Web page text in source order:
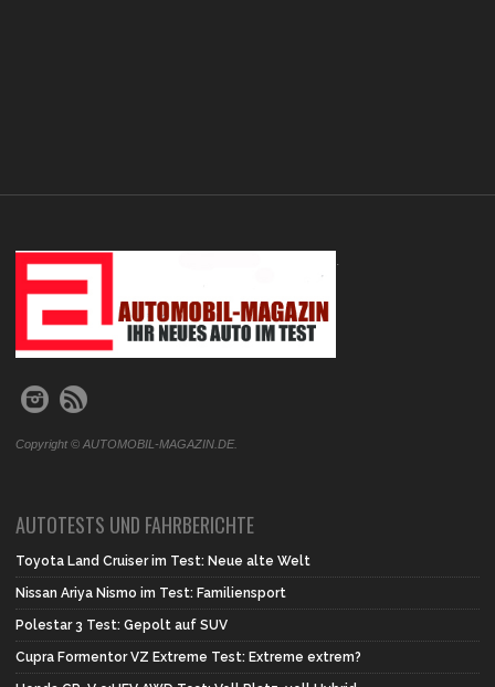
.
Copyright © AUTOMOBIL-MAGAZIN.DE.
AUTOTESTS UND FAHRBERICHTE
Toyota Land Cruiser im Test: Neue alte Welt
Nissan Ariya Nismo im Test: Familiensport
Polestar 3 Test: Gepolt auf SUV
Cupra Formentor VZ Extreme Test: Extreme extrem?